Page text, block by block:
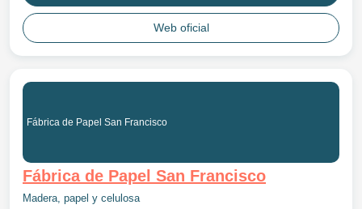
Web oficial
Fábrica de Papel San Francisco
Fábrica de Papel San Francisco
Madera, papel y celulosa